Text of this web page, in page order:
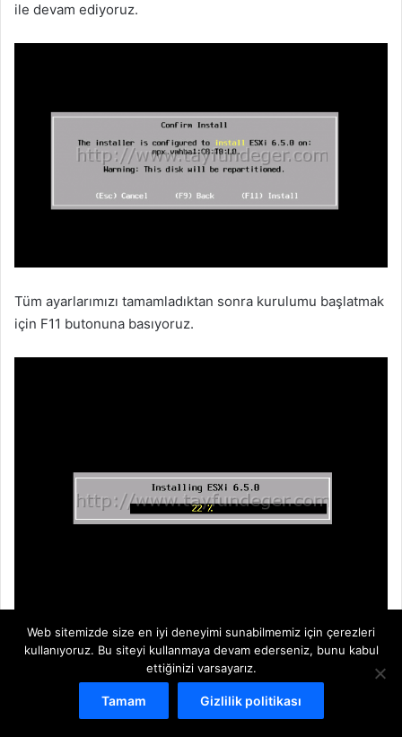
ile devam ediyoruz.
Tüm ayarlarımızı tamamladıktan sonra kurulumu başlatmak
için F11 butonuna basıyoruz.
Kurulum süresi kullanmış olduğunuz sunucunun
özelliklerine bağlı olarak uzayabilir veya kısalabilir.
Web sitemizde size en iyi deneyimi sunabilmemiz için çerezleri
kullanıyoruz. Bu siteyi kullanmaya devam ederseniz, bunu kabul
ettiğinizi varsayarız.
Tamam Gizlilik politikası